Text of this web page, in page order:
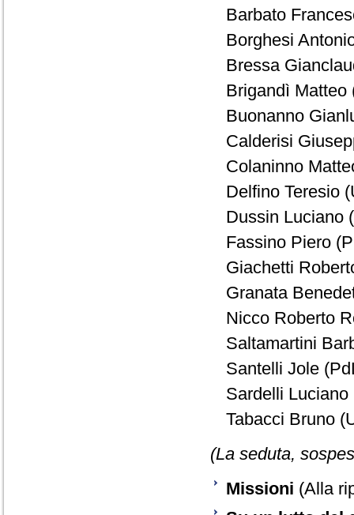
Barbato
Borghesi
Bressa
Brigandì
Buonanno
Calderisi
Colaninno
Delfino Teresio
Dussin Luciano
Fassino Piero
Giachetti
Granata
Nicco Roberto
Saltamartini
Santelli Jole
Sardelli
Tabacci Bruno
(La seduta,
Missioni (Alla